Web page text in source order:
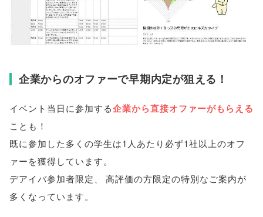
企業からのオファーで早期内定が狙える！
イベント当日に参加する企業から直接オファーがもらえる
ことも！
既に参加した多くの学生は1人あたり必ず1社以上のオフ
ァーを獲得しています。
デアイバ参加者限定
高評価の方限定の特別なご案内が
多くなっています。